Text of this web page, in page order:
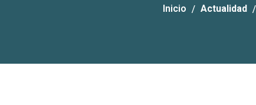
Inicio Actualidad